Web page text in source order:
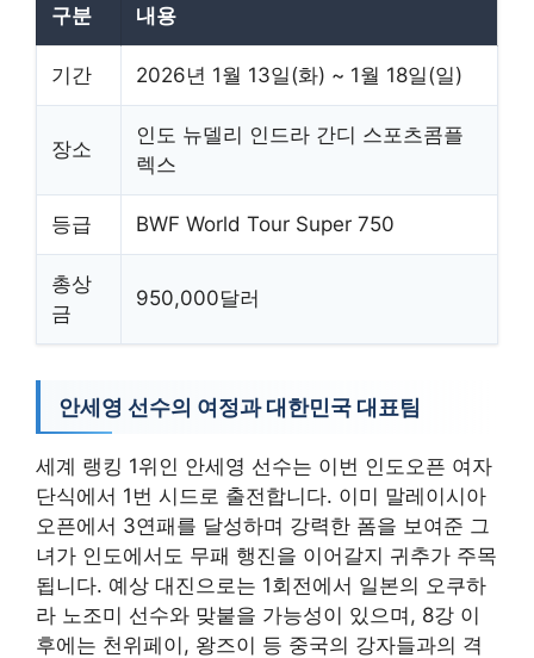
구분 내용
기간 2026년 1월 13일(화) ~ 1월 18일(일)
장소
인도 뉴델리 인드라 간디 스포츠콤플
렉스
등급 BWF World Tour Super 750
총상
금
950,000달러
안세영 선수의 여정과 대한민국 대표팀
세계 랭킹 1위인 안세영 선수는 이번 인도오픈 여자
단식에서 1번 시드로 출전합니다. 이미 말레이시아
오픈에서 3연패를 달성하며 강력한 폼을 보여준 그
녀가 인도에서도 무패 행진을 이어갈지 귀추가 주목
됩니다. 예상 대진으로는 1회전에서 일본의 오쿠하
라 노조미 선수와 맞붙을 가능성이 있으며, 8강 이
후에는 천위페이, 왕즈이 등 중국의 강자들과의 격